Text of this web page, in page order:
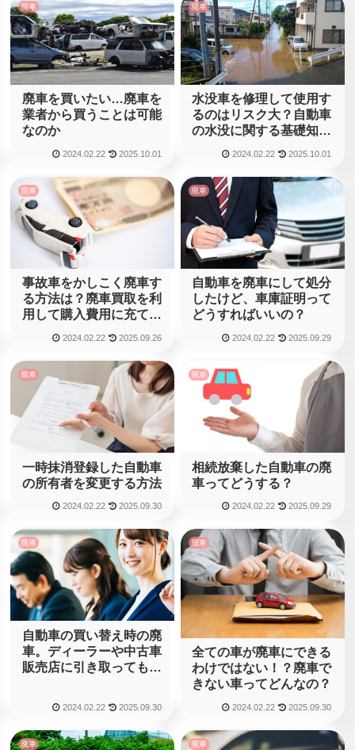
廃車
廃車を買いたい…廃車を
業者から買うことは可能
なのか
2024.02.22 2025.10.01
廃車
水没車を修理して使用す
るのはリスク大？自動車
の水没に関する基礎知識
2024.02.22 2025.10.01
廃車
事故車をかしこく廃車す
る方法は？廃車買取を利
用して購入費用に充てよ
2024.02.22 2025.09.26
廃車
自動車を廃車にして処分
したけど、車庫証明って
どうすればいいの？
2024.02.22 2025.09.29
廃車
一時抹消登録した自動車
の所有者を変更する方法
2024.02.22 2025.09.30
廃車
相続放棄した自動車の廃
車ってどうする？
2024.02.22 2025.09.29
廃車
自動車の買い替え時の廃
車。ディーラーや中古車
販売店に引き取ってもら
2024.02.22 2025.09.30
廃車
全ての車が廃車にできる
わけではない！？廃車で
きない車ってどんなの？
2024.02.22 2025.09.30
廃車 廃車